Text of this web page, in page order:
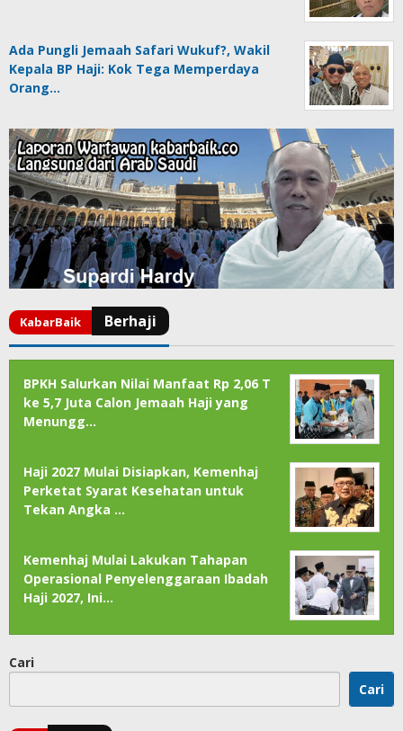
Ada Pungli Jemaah Safari Wukuf?, Wakil
Kepala BP Haji: Kok Tega Memperdaya
Orang…
BPKH Salurkan Nilai Manfaat Rp 2,06 T
ke 5,7 Juta Calon Jemaah Haji yang
Menungg…
Haji 2027 Mulai Disiapkan, Kemenhaj
Perketat Syarat Kesehatan untuk
Tekan Angka …
Kemenhaj Mulai Lakukan Tahapan
Operasional Penyelenggaraan Ibadah
Haji 2027, Ini…
Cari
Cari